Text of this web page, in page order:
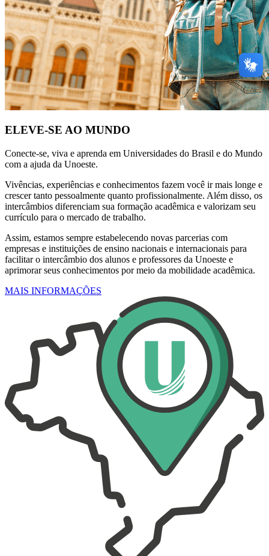
ELEVE-SE AO MUNDO
Conecte-se, viva e aprenda em Universidades do Brasil e do Mundo
com a ajuda da Unoeste.
Vivências, experiências e conhecimentos fazem você ir mais longe e
crescer tanto pessoalmente quanto profissionalmente. Além disso, os
intercâmbios diferenciam sua formação acadêmica e valorizam seu
currículo para o mercado de trabalho.
Assim, estamos sempre estabelecendo novas parcerias com
empresas e instituições de ensino nacionais e internacionais para
facilitar o intercâmbio dos alunos e professores da Unoeste e
aprimorar seus conhecimentos por meio da mobilidade acadêmica.
MAIS INFORMAÇÕES